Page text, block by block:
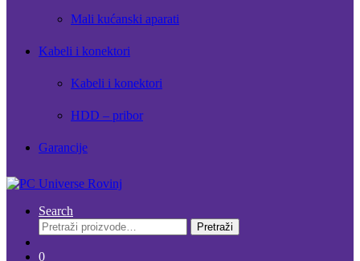
Mali kućanski aparati
Kabeli i konektori
Kabeli i konektori
HDD – pribor
Garancije
Search
Pretraži:
Pretraži
0